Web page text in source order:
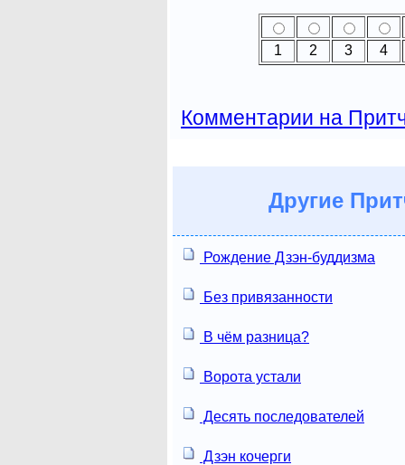
1 2 3 4
Комментарии на
Другие
Рождение Дзэн-буддизма
Без привязанности
В чём разница?
Ворота устали
Десять последователей
Дзэн кочерги